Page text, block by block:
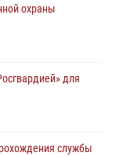
охраны
для
службы